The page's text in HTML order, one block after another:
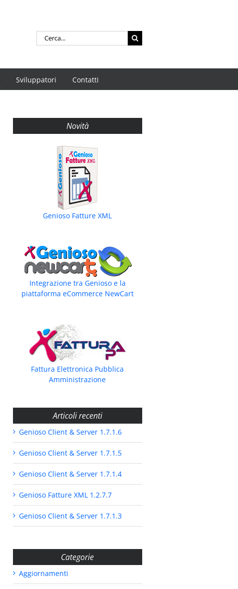
Cerca
per:
Sviluppatori Contatti
Novità
Genioso Fatture XML
Integrazione tra Genioso e la
piattaforma eCommerce NewCart
Fattura Elettronica Pubblica
Amministrazione
Articoli recenti
Genioso Client & Server 1.7.1.6
Genioso Client & Server 1.7.1.5
Genioso Client & Server 1.7.1.4
Genioso Fatture XML 1.2.7.7
Genioso Client & Server 1.7.1.3
Categorie
Aggiornamenti